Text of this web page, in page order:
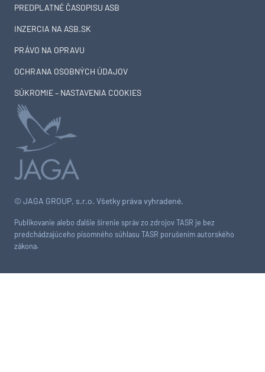
© JAGA GROUP, s.r.o. Všetky práva vyhradené.
Publikovanie alebo ďalšie šírenie správ zo zdrojov TASR je bez
predchádzajúceho písomného súhlasu TASR porušením autorského
zákona.
PREDPLATNÉ ČASOPISU ASB
INZERCIA NA ASB.SK
PRÁVO NA OPRAVU
OCHRANA OSOBNÝCH ÚDAJOV
SÚKROMIE – NASTAVENIA COOKIES